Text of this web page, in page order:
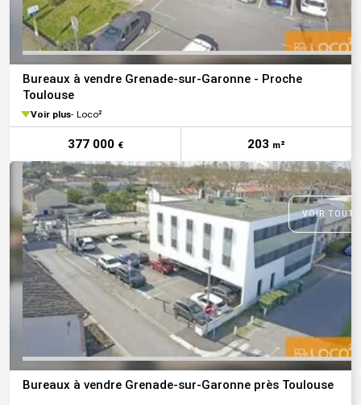
Bureaux à vendre Grenade-sur-Garonne - Proche
Toulouse
Voir plus Loco²
377 000 € 203 m²
VOIR
Bureaux à vendre Grenade-sur-Garonne près Toulouse